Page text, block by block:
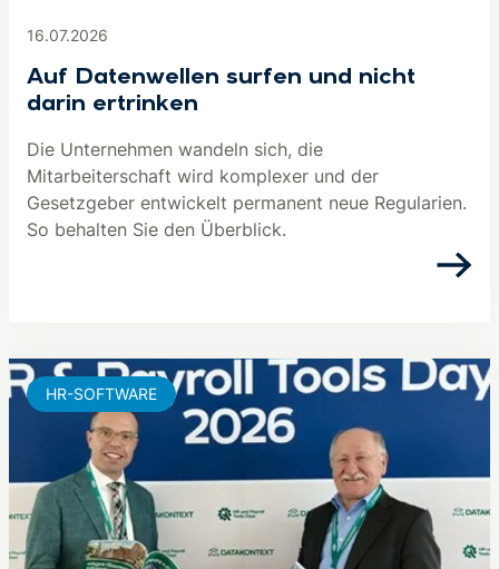
16.07.2026
Auf Datenwellen surfen und nicht
darin ertrinken
Die Unternehmen wandeln sich, die
Mitarbeiterschaft wird komplexer und der
Gesetzgeber entwickelt permanent neue Regularien.
So behalten Sie den Überblick.
HR-SOFTWARE